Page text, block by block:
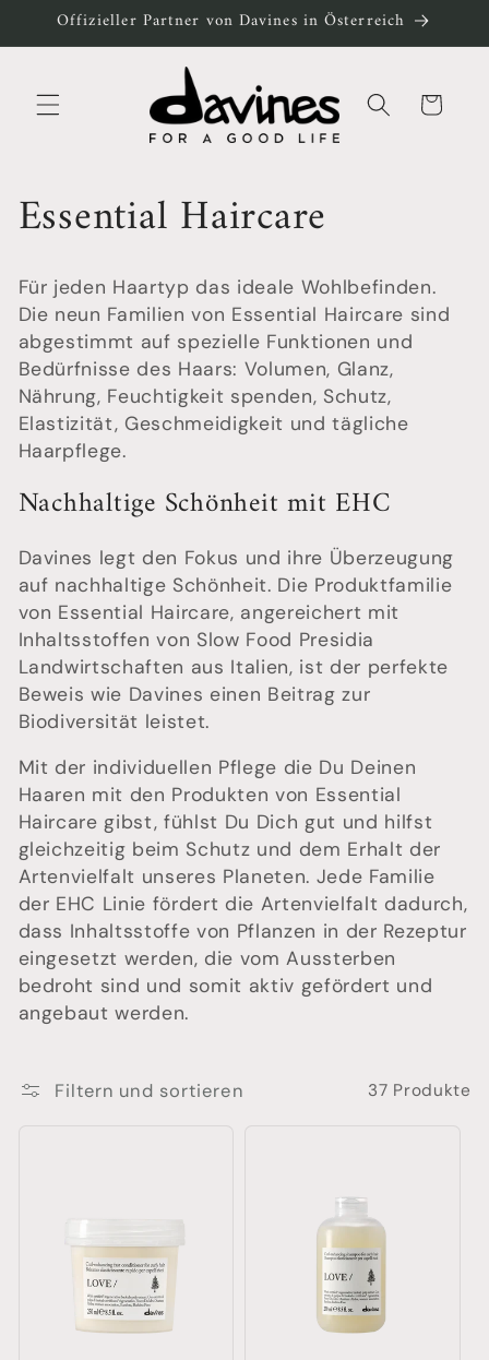
zum
Inhalt
Offizieller Partner von Davines in Österreich
Warenkorb
D
a
v
i
n
e
s
:
Essential Haircare
Für jeden Haartyp das ideale Wohlbefinden.
Die neun Familien von Essential Haircare sind
abgestimmt auf spezielle Funktionen und
Bedürfnisse des Haars: Volumen, Glanz,
Nährung, Feuchtigkeit spenden, Schutz,
Elastizität, Geschmeidigkeit und tägliche
Haarpflege.
Nachhaltige Schönheit mit EHC
Davines legt den Fokus und ihre Überzeugung
auf nachhaltige Schönheit. Die Produktfamilie
von Essential Haircare, angereichert mit
Inhaltsstoffen von Slow Food Presidia
Landwirtschaften aus Italien, ist der perfekte
Beweis wie Davines einen Beitrag zur
Biodiversität leistet.
Mit der individuellen Pflege die Du Deinen
Haaren mit den Produkten von Essential
Haircare gibst, fühlst Du Dich gut und hilfst
gleichzeitig beim Schutz und dem Erhalt der
Artenvielfalt unseres Planeten. Jede Familie
der EHC Linie fördert die Artenvielfalt dadurch,
dass Inhaltsstoffe von Pflanzen in der Rezeptur
eingesetzt werden, die vom Aussterben
bedroht sind und somit aktiv gefördert und
angebaut werden.
Filtern und sortieren 37 Produkte